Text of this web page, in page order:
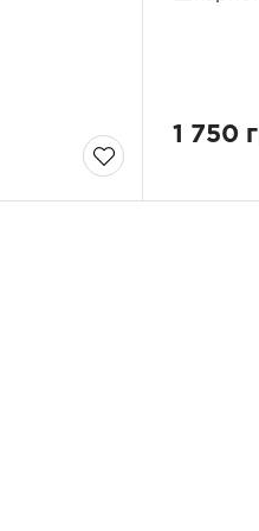
1 750